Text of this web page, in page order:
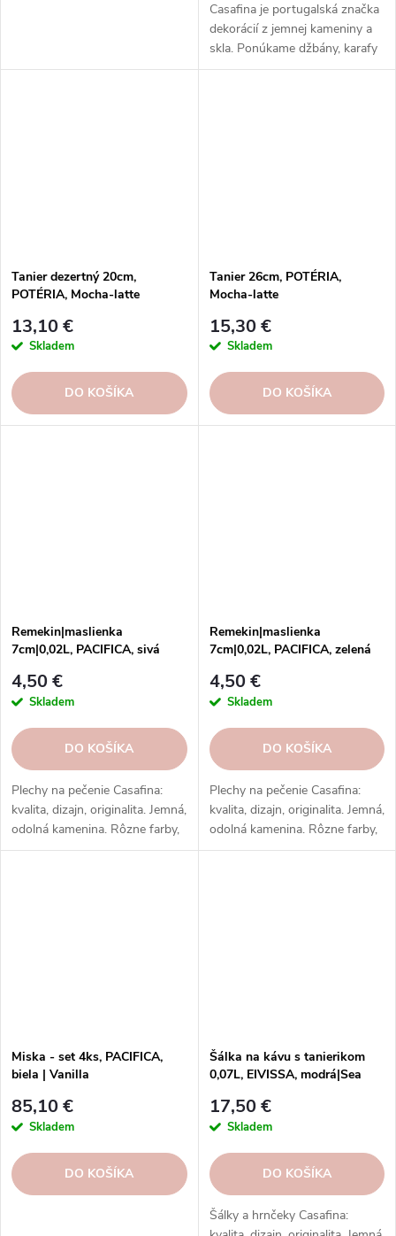
Casafina je portugalská značka
dekorácií z jemnej kameniny a
skla. Ponúkame džbány, karafy
a fľaše v rôznych dizajnoch,
Tanier dezertný 20cm,
POTÉRIA, Mocha-latte
13,10 €
Skladem
DO KOŠÍKA
Tanier 26cm, POTÉRIA,
Mocha-latte
15,30 €
Skladem
DO KOŠÍKA
Remekin|maslienka
7cm|0,02L, PACIFICA, sivá
4,50 €
Skladem
DO KOŠÍKA
Plechy na pečenie Casafina:
kvalita, dizajn, originalita. Jemná,
odolná kamenina. Rôzne farby,
vzory, tvary. Formy Casafina -
Remekin|maslienka
7cm|0,02L, PACIFICA, zelená
4,50 €
Skladem
DO KOŠÍKA
Plechy na pečenie Casafina:
kvalita, dizajn, originalita. Jemná,
odolná kamenina. Rôzne farby,
vzory, tvary. Formy Casafina -
Miska - set 4ks, PACIFICA,
biela | Vanilla
85,10 €
Skladem
DO KOŠÍKA
Šálka na kávu s tanierikom
0,07L, EIVISSA, modrá|Sea
17,50 €
Skladem
DO KOŠÍKA
Šálky a hrnčeky Casafina: